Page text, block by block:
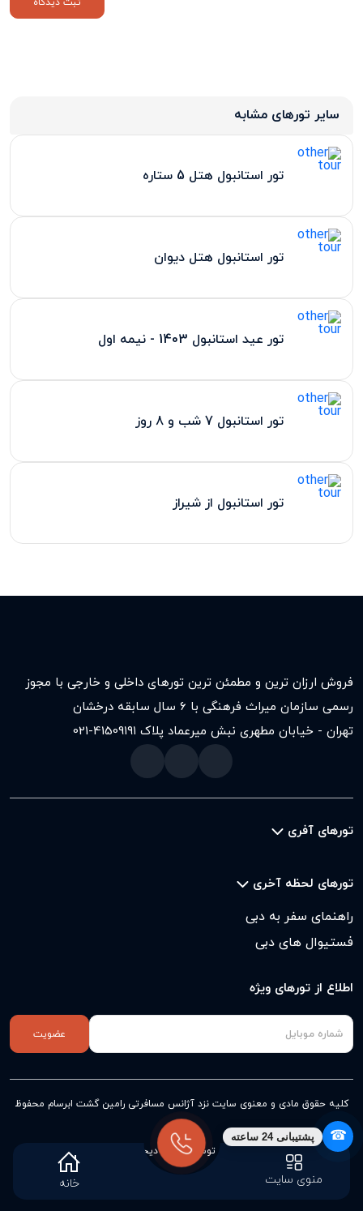
سایر تورهای مشابه
تور استانبول هتل 5 ستاره
تور استانبول هتل دیوان
تور عید استانبول 1403 - نیمه اول
تور استانبول 7 شب و 8 روز
تور استانبول از شیراز
منوی سایت خانه
فروش ارزان ترین و مطمئن ترین تورهای داخلی و خارجی با مجوز
رسمی سازمان میراث فرهنگی با ۶ سال سابقه درخشان
تهران - خیابان مطهری نبش میرعماد پلاک ۱۹۱
021-41509
تورهای آفری
تورهای لحظه آخری
راهنمای سفر به دبی
فستیوال های دبی
اطلاع از تورهای ویژه
عضویت
کلیه حقوق مادی و معنوی سایت نزد آژانس مسافرتی رامین گشت ابرسام محفوظ
طراحی و پیاده سازی توسط آژانس دیجیتال مارکتینگ وبنا
☎ پشتیبانی 24 ساعته